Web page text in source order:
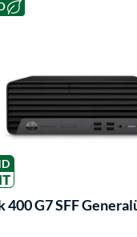
400 G7 SFF